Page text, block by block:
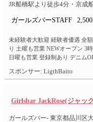
JR船橋駅より徒歩4分・京成
ガールズバーSTAFF
未経験者大歓迎 経験者優遇 全
り 土曜も営業 NEWオープン 3
日曜も営業 登録制あり デニム
スポンサー: LigthBaito
Girlsbar JackRose(ジャッ
ガールズバー- 東京都品川区